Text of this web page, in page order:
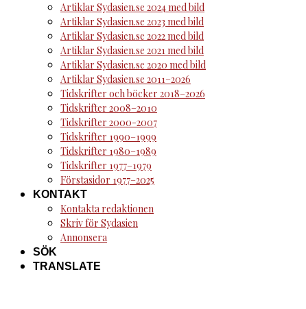
Artiklar Sydasien.se 2024 med bild
Artiklar Sydasien.se 2023 med bild
Artiklar Sydasien.se 2022 med bild
Artiklar Sydasien.se 2021 med bild
Artiklar Sydasien.se 2020 med bild
Artiklar Sydasien.se 2011–2026
Tidskrifter och böcker 2018–2026
Tidskrifter 2008–2010
Tidskrifter 2000-2007
Tidskrifter 1990–1999
Tidskrifter 1980–1989
Tidskrifter 1977–1979
Förstasidor 1977–2025
KONTAKT
Kontakta redaktionen
Skriv för Sydasien
Annonsera
SÖK
TRANSLATE